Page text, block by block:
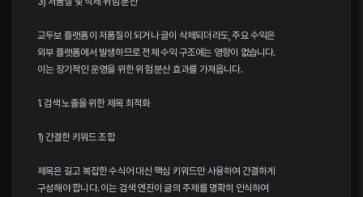
교두보 플랫폼이 저품질이 되거나 글이 삭제되더라도, 주요 수익은
외부 플랫폼에서 발생하므로 전체 수익 구조에는 영향이 없습니다.
이는 장기적인 운영을 위한 위험 분산 효과를 가져옵니다.
1. 검색 노출을 위한 제목 최적화
1) 간결한 키워드 조합
제목은 길고 복잡한 수식어 대신 핵심 키워드만 사용하여 간결하게
구성해야 합니다. 이는 검색 엔진이 글의 주제를 명확히 인식하여